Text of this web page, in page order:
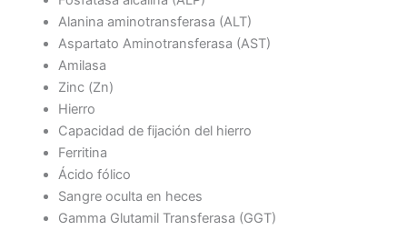
Alanina aminotransferasa (ALT)
Aspartato Aminotransferasa (AST)
Amilasa
Zinc (Zn)
Hierro
Capacidad de fijación del hierro
Ferritina
Ácido fólico
Sangre oculta en heces
Gamma Glutamil Transferasa (GGT)